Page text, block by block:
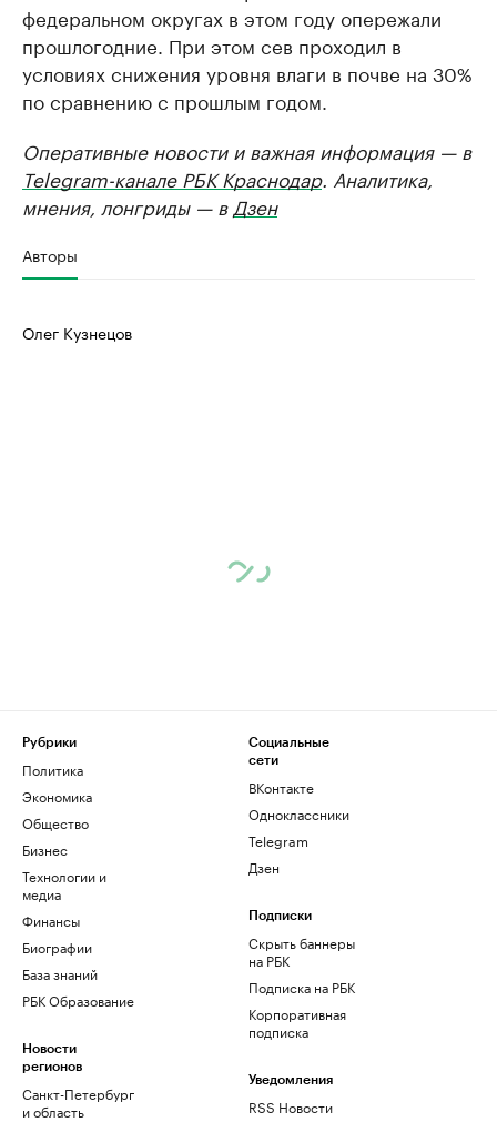
федеральном округах в этом году опережали
прошлогодние. При этом сев проходил в
условиях снижения уровня влаги в почве на 30%
по сравнению с прошлым годом.
Оперативные новости и важная информация — в
Telegram-канале РБК Краснодар. Аналитика,
мнения, лонгриды — в Дзен
Авторы
Олег Кузнецов
Рубрики
Политика
Экономика
Общество
Бизнес
Технологии и
медиа
Финансы
Биографии
База знаний
РБК Образование
Новости
регионов
Санкт-Петербург
и область
Социальные
сети
ВКонтакте
Одноклассники
Telegram
Дзен
Подписки
Скрыть баннеры
на РБК
Подписка на РБК
Корпоративная
подписка
Уведомления
RSS Новости